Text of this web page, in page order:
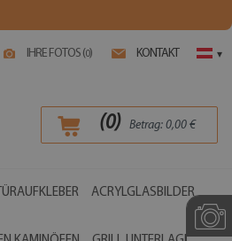
IHRE FOTOS (0) KONTAKT ▾
(0) Betrag: 0,00€
ACRYLGLASBILDER